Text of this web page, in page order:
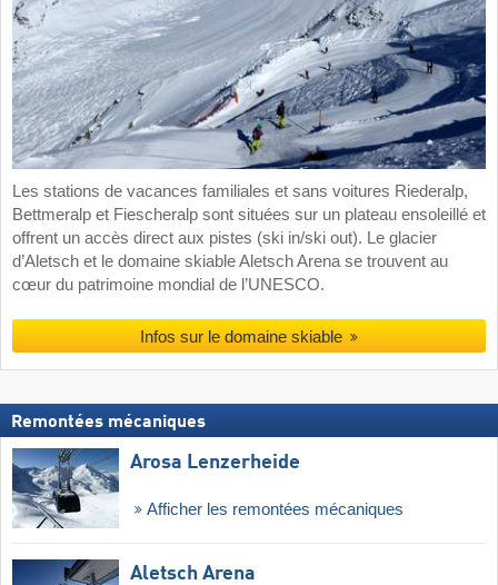
Les stations de vacances familiales et sans voitures Riederalp,
Bettmeralp et Fiescheralp sont situées sur un plateau ensoleillé et
offrent un accès direct aux pistes (ski in/ski out). Le glacier
d’Aletsch et le domaine skiable Aletsch Arena se trouvent au
cœur du patrimoine mondial de l’UNESCO.
Infos sur le domaine skiable
Remontées mécaniques
Arosa Lenzerheide
Afficher les remontées mécaniques
Aletsch Arena